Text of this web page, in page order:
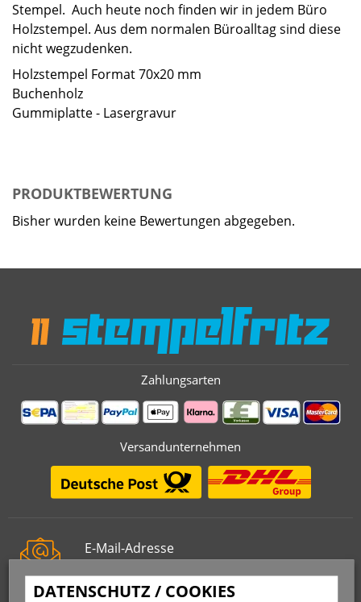
DATENSCHUTZ / COOKIES
Stempel. Auch heute noch finden wir in jedem Büro
Holzstempel. Aus dem normalen Büroalltag sind diese
nicht wegzudenken.
Holzstempel Format 70x20 mm
Buchenholz
Gummiplatte - Lasergravur
PRODUKTBEWERTUNG
Bisher wurden keine Bewertungen abgegeben.
Zahlungsarten
Versandunternehmen
E-Mail-Adresse
Telefon